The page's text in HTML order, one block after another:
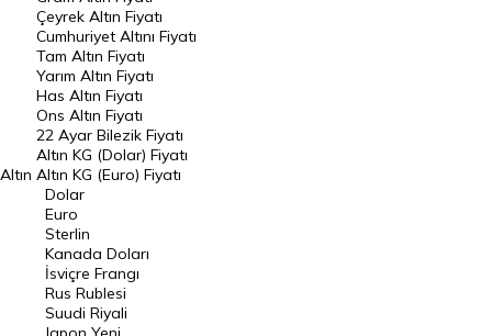
Endeksler
DÖVİZ
Döviz Kuru
Dolar Kuru
Euro Kuru
Pound Kuru
Frank Kuru
Riyal Kuru
Avustralya Doları
Altın
Çeyrek Altın Fiyatı
Cumhuriyet Altını Fiyatı
Tam Altın Fiyatı
Yarım Altın Fiyatı
Has Altın Fiyatı
Ons Altın Fiyatı
22 Ayar Bilezik Fiyatı
Altın KG (Dolar) Fiyatı
Altın KG (Euro) Fiyatı
Dolar
Euro
Sterlin
Kanada Doları
İsviçre Frangı
Rus Rublesi
Suudi Riyali